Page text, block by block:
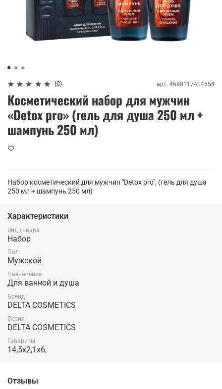
(0) арт. 4680117414554
Косметический набор для мужчин
«Detox pro» (гель для душа 250 мл +
шампунь 250 мл)
Набор косметический для мужчин "Detox pro", (гель для душа
250 мл + шампунь 250 мл)
Характеристики
Вид товара
Набор
Пол
Мужской
Назначение
Для ванной и душа
Бренд
DELTA COSMETICS
Серия
DELTA COSMETICS
Габариты
14,5x2,1x6,
Отзывы